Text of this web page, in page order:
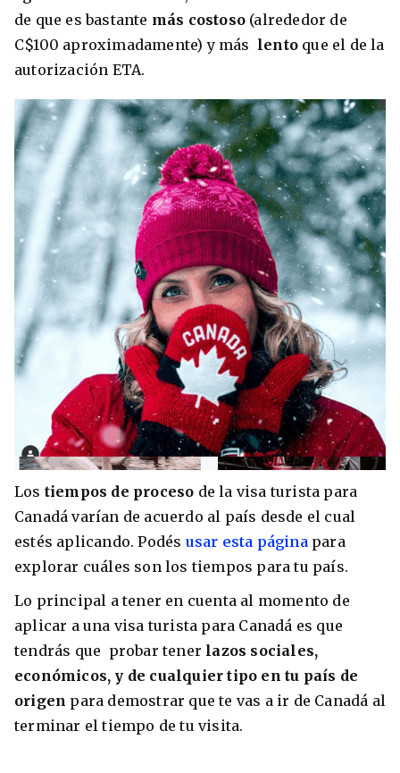
de que es bastante más costoso (alrededor de
C$100 aproximadamente) y más lento que el de la
autorización ETA.
Los tiempos de proceso de la visa turista para
Canadá varían de acuerdo al país desde el cual
estés aplicando. Podés usar esta páginapara
explorar cuáles son los tiempos para tu país.
Lo principal a tener en cuenta al momento de
aplicar a una visa turista para Canadá es que
tendrás que probar tener lazos sociales,
económicos, y de cualquier tipo en tu país de
origen para demostrar que te vas a ir de Canadá al
terminar el tiempo de tu visita.